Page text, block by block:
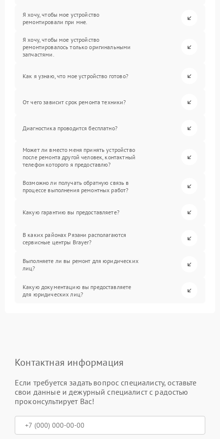
Я хочу, чтобы мое устройство
ремонтировали при мне.
Я хочу, чтобы мое устройство
ремонтировалось только оригинальными
запчастями.
Как я узнаю, что мое устройство готово?
От чего зависит срок ремонта техники?
Диагностика проводится бесплатно?
Может ли вместо меня принять устройство
после ремонта другой человек, контактный
телефон которого я предоставлю?
Возможно ли получать обратную связь в
процессе выполнения ремонтных работ?
Какую гарантию вы предоставляете?
В каких районах Рязани располагаются
сервисные центры Brayer?
Выполняете ли вы ремонт для юридических
лиц?
Какую документацию вы предоставляете
для юридических лиц?
Контактная информация
Если требуется задать вопрос специалисту, оставьте
свои данные и дежурный специалист с радостью
проконсультирует Вас!